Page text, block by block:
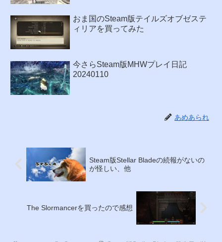
おま国のSteam版テイルズオブゼステ
ィリアを買ってみた
今さらSteam版MHWプレイ日記
20240110
あめあられ
Steam版Stellar Bladeの続報がないの
が怪しい、他
The Slormancerを買ったので感想